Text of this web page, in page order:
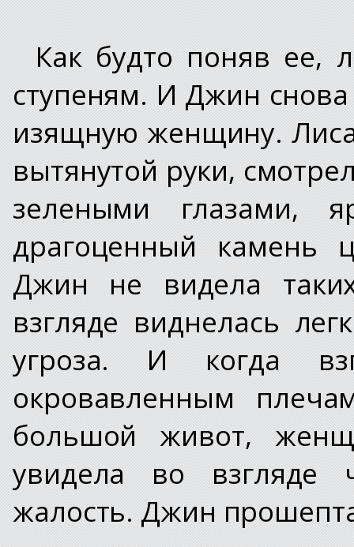
Как будто поняв ее,
ступеням. И Джин
изящную женщину. Лиса
вытянутой руки,
зелеными глазами,
драгоценный камень
Джин не видела
взгляде виднелась
угроза. И когда
окровавленным
большой живот,
увидела во взгляде
жалость. Джин